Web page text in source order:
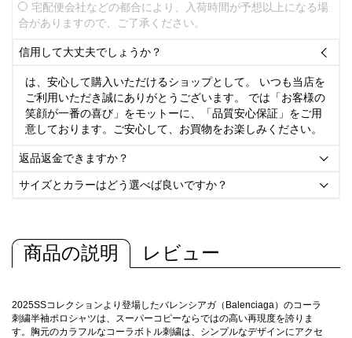
宅配便会社などの都合により、入荷時間が予想以上になる場
合がありますので、ご了承ください。
信用して大丈夫でしょうか？ 
は、安心して購入いただけるショップとして。 いつも当店を
ご利用いただき誠にありがとうございます。 では「お客様の
笑顔が一番の喜び」をモットーに、「品質安心保証」をご用
意しております。ご安心して、お買物をお楽しみください。
返品返金できますか？ 
サイズとカラーはどう選べば良いですか？ 
商品の説明 レビュー
2025SSコレクションより登場したバレンシアガ（Balenciaga）のコーラ
刺繍半袖ポロシャツは、スーパーコピーならではの高い再現度を誇りま
す。胸元のカラフルなコーラボトル刺繍は、シンプルなデザインにアクセ